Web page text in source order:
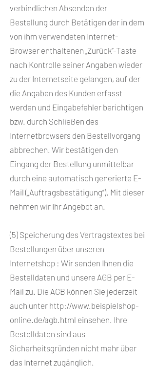
verbindlichen Absenden der
Bestellung durch Betätigen der in dem
von ihm verwendeten Internet-
Browser enthaltenen „Zurück“-Taste
nach Kontrolle seiner Angaben wieder
zu der Internetseite gelangen, auf der
die Angaben des Kunden erfasst
werden und Eingabefehler berichtigen
bzw. durch Schließen des
Internetbrowsers den Bestellvorgang
abbrechen. Wir bestätigen den
Eingang der Bestellung unmittelbar
durch eine automatisch generierte E-
Mail („Auftragsbestätigung“). Mit dieser
nehmen wir Ihr Angebot an.
(5) Speicherung des Vertragstextes bei
Bestellungen über unseren
Internetshop : Wir senden Ihnen die
Bestelldaten und unsere AGB per E-
Mail zu. Die AGB können Sie jederzeit
auch unter http://www.beispielshop-
online.de/agb.html einsehen. Ihre
Bestelldaten sind aus
Sicherheitsgründen nicht mehr über
das Internet zugänglich.